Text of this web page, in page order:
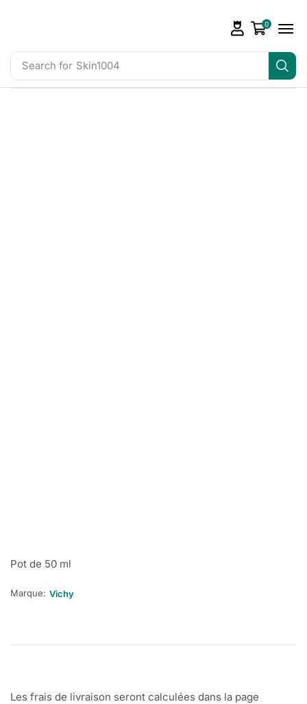
Search for Skin1004
0
Pot de 50 ml
Marque: Vichy
Les frais de livraison seront calculées dans la page